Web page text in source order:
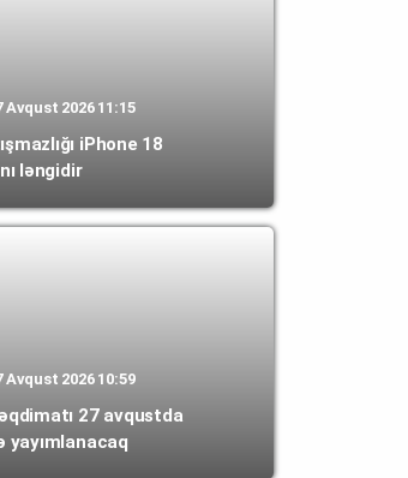
Avqust 2026 11:15
iPhone 18
ləngidir
Avqust 2026 10:59
27 avqustda
yayımlanacaq